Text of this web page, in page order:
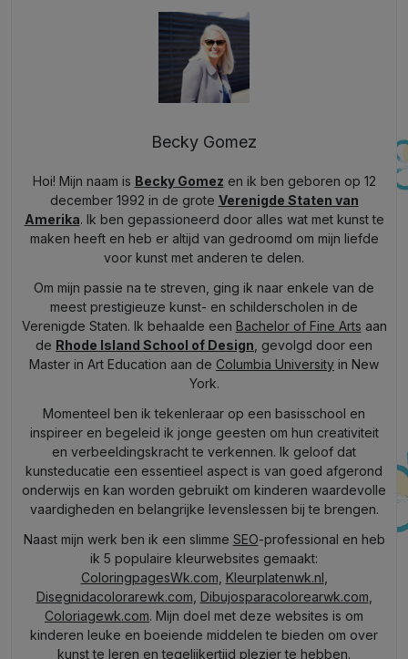
Becky Gomez
Hoi! Mijn naam is Becky Gomez en ik ben geboren op 12
december 1992 in de grote Verenigde Staten van
Amerika. Ik ben gepassioneerd door alles wat met kunst te
maken heeft en heb er altijd van gedroomd om mijn liefde
voor kunst met anderen te delen.
Om mijn passie na te streven, ging ik naar enkele van de
meest prestigieuze kunst- en schilderscholen in de
Verenigde Staten. Ik behaalde een Bachelor of Fine Arts aan
de Rhode Island School of Design , gevolgd door een
Master in Art Education aan de Columbia University in New
York.
Momenteel ben ik tekenleraar op een basisschool en
inspireer en begeleid ik jonge geesten om hun creativiteit
en verbeeldingskracht te verkennen. Ik geloof dat
kunsteducatie een essentieel aspect is van goed afgerond
onderwijs en kan worden gebruikt om kinderen waardevolle
vaardigheden en belangrijke levenslessen bij te brengen.
Naast mijn werk ben ik een slimme SEO-professional en heb
ik 5 populaire kleurwebsites gemaakt:
ColoringpagesWk.com Kleurplatenwk.nl
Disegnidacolorarewk.com Dibujosparacolorearwk.com
Coloriagewk.com. Mijn doel met deze websites is om
kinderen leuke en boeiende middelen te bieden om over
kunst te leren en tegelijkertijd plezier te hebben.